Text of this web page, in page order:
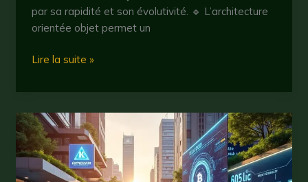
par sa rapidité et son évolutivité. 🔹 L’architecture
orientée objet permet un
Sui
:
cet
écosystème
attire
les
Lire la suite »